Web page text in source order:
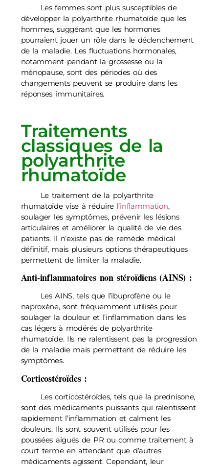
Les femmes sont plus susceptibles de
développer la polyarthrite rhumatoïde que les
hommes, suggérant que les hormones
pourraient jouer un rôle dans le déclenchement
de la maladie. Les fluctuations hormonales,
notamment pendant la grossesse ou la
ménopause, sont des périodes où des
changements peuvent se produire dans les
réponses immunitaires.
Traitements
classiques de la
polyarthrite
rhumatoïde
Le traitement de la polyarthrite
rhumatoïde vise à réduire l’inflammation,
soulager les symptômes, prévenir les lésions
articulaires et améliorer la qualité de vie des
patients. Il n’existe pas de remède médical
définitif, mais plusieurs options thérapeutiques
permettent de limiter la maladie.
Anti-inflammatoires non stéroïdiens (AINS) :
Les AINS, tels que l’ibuprofène ou le
naproxène, sont fréquemment utilisés pour
soulager la douleur et l’inflammation dans les
cas légers à modérés de polyarthrite
rhumatoïde. Ils ne ralentissent pas la progression
de la maladie mais permettent de réduire les
symptômes.
Corticostéroïdes :
Les corticostéroïdes, tels que la prednisone,
sont des médicaments puissants qui ralentissent
rapidement l’inflammation et calment les
douleurs. Ils sont souvent utilisés pour les
poussées aiguës de PR ou comme traitement à
court terme en attendant que d’autres
médicaments agissent. Cependant, leur